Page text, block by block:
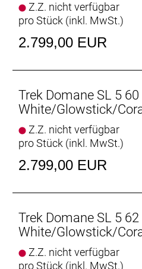
Reifen: Bontrager
Ready, faltbarer Wulstkern,
120 TPI, 700 x 32 mm
Carbongabelschaft, interne
Schutzblechösen, Flat
Steckachse
Schaltwerk vorne: Shimano
Anlötversion, Down-Swing
an größtem Ritzel
Kurbelarmlänge
Z.Z. nicht verfügbar
pro Stück (inkl. MwSt.)
2.799,00 EUR
Trek Domane SL 5 60
White/Glowstick/
Z.Z. nicht verfügbar
pro Stück (inkl. MwSt.)
2.799,00 EUR
Trek Domane SL 5 62
White/Glowstick/
Z.Z. nicht verfügbar
pro Stück (inkl. MwSt.)